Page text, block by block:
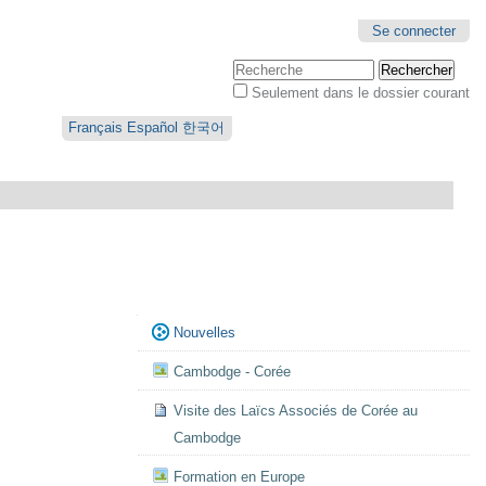
Se connecter
Chercher par
Seulement dans le dossier courant
Français Español 한국어
Navigation
Nouvelles
Cambodge - Corée
Visite des Laïcs Associés de Corée au
Cambodge
Formation en Europe